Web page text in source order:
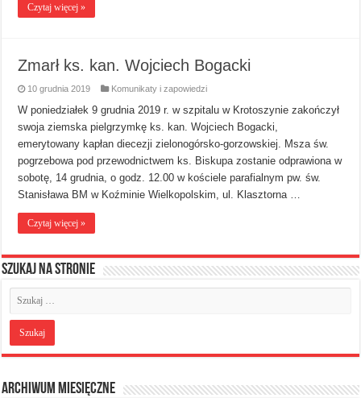
Czytaj więcej »
Zmarł ks. kan. Wojciech Bogacki
10 grudnia 2019 Komunikaty i zapowiedzi
W poniedziałek 9 grudnia 2019 r. w szpitalu w Krotoszynie zakończył
swoja ziemska pielgrzymkę ks. kan. Wojciech Bogacki,
emerytowany kapłan diecezji zielonogórsko-gorzowskiej. Msza św.
pogrzebowa pod przewodnictwem ks. Biskupa zostanie odprawiona w
sobotę, 14 grudnia, o godz. 12.00 w kościele parafialnym pw. św.
Stanisława BM w Koźminie Wielkopolskim, ul. Klasztorna …
Czytaj więcej »
Szukaj na stronie
Archiwum miesięczne